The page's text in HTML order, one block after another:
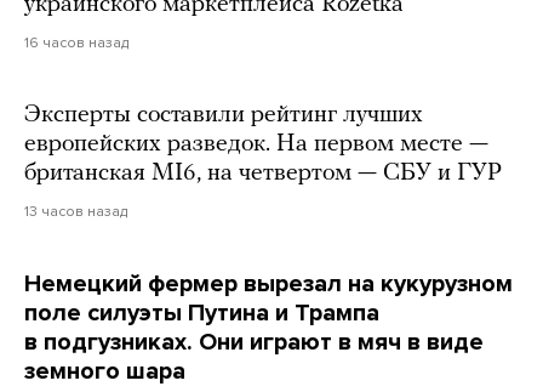
украинского маркетплейса Rozetka
16 часов назад
Эксперты составили рейтинг лучших
европейских разведок. На первом месте —
британская MI6, на четвертом — СБУ и ГУР
13 часов назад
Немецкий фермер вырезал на кукурузном
поле силуэты Путина и Трампа
в подгузниках. Они играют в мяч в виде
земного шара